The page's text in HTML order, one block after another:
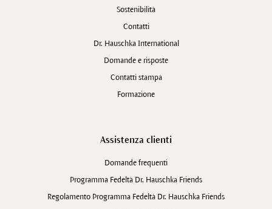
Sostenibilità
Contatti
Dr. Hauschka International
Domande e risposte
Contatti stampa
Formazione
Assistenza clienti
Domande frequenti
Programma Fedeltà Dr. Hauschka Friends
Regolamento Programma Fedeltà Dr. Hauschka Friends